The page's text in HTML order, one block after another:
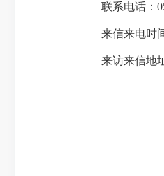
联系电话：
来信来电时间
来访来信地址
大